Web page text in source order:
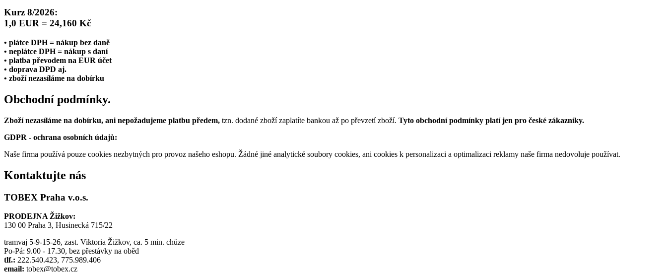
Kurz 8/2026:
1,0 EUR = 24,160 Kč
• plátce DPH = nákup bez daně
• neplátce DPH = nákup s daní
• platba převodem na EUR účet
• doprava DPD aj.
• zboží nezasíláme na dobírku
Obchodní podmínky.
Zboží nezasíláme na dobírku, ani nepožadujeme platbu předem, tzn. dodané zboží zaplatíte bankou až po převzetí zboží. Tyto obchodní podmínky platí jen pro české zákazníky.
GDPR - ochrana osobních údajů:
Naše firma používá pouze cookies nezbytných pro provoz našeho eshopu. Žádné jiné analytické soubory cookies, ani cookies k personalizaci a optimalizaci reklamy naše firma nedovoluje používat.
Kontaktujte nás
TOBEX Praha v.o.s.
PRODEJNA Žižkov:
130 00 Praha 3, Husinecká 715/22
tramvaj 5-9-15-26, zast. Viktoria Žižkov, ca. 5 min. chůze
Po-Pá: 9.00 - 17.30, bez přestávky na oběd
tlf.: 222.540.423, 775.989.406
email: tobex@tobex.cz